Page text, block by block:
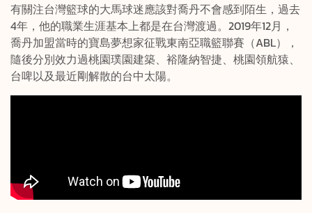
有關注台灣籃球的大馬球迷應該對喬丹不會感到陌生，過去
4年，他的職業生涯基本上都是在台灣渡過。2019年12月，
喬丹加盟當時的寶島夢想家征戰東南亞職籃聯賽（ABL），
隨後分別效力過桃園璞園建築、裕隆納智捷、桃園領航猿、
台啤以及最近剛解散的台中太陽。